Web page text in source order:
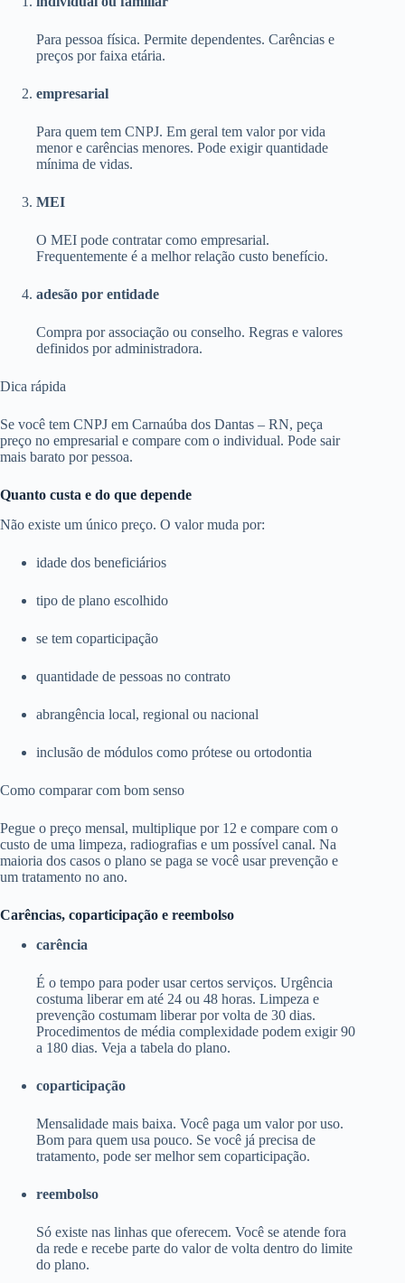
Para pessoa física. Permite dependentes. Carências e
preços por faixa etária.
empresarial
Para quem tem CNPJ. Em geral tem valor por vida
menor e carências menores. Pode exigir quantidade
mínima de vidas.
MEI
O MEI pode contratar como empresarial.
Frequentemente é a melhor relação custo benefício.
adesão por entidade
Compra por associação ou conselho. Regras e valores
definidos por administradora.
Dica rápida
Se você tem CNPJ em Carnaúba dos Dantas – RN, peça
preço no empresarial e compare com o individual. Pode sair
mais barato por pessoa.
Quanto custa e do que depende
Não existe um único preço. O valor muda por:
idade dos beneficiários
tipo de plano escolhido
se tem coparticipação
quantidade de pessoas no contrato
abrangência local, regional ou nacional
inclusão de módulos como prótese ou ortodontia
Como comparar com bom senso
Pegue o preço mensal, multiplique por 12 e compare com o
custo de uma limpeza, radiografias e um possível canal. Na
maioria dos casos o plano se paga se você usar prevenção e
um tratamento no ano.
Carências, coparticipação e reembolso
carência
É o tempo para poder usar certos serviços. Urgência
costuma liberar em até 24 ou 48 horas. Limpeza e
prevenção costumam liberar por volta de 30 dias.
Procedimentos de média complexidade podem exigir 90
a 180 dias. Veja a tabela do plano.
coparticipação
Mensalidade mais baixa. Você paga um valor por uso.
Bom para quem usa pouco. Se você já precisa de
tratamento, pode ser melhor sem coparticipação.
reembolso
Só existe nas linhas que oferecem. Você se atende fora
da rede e recebe parte do valor de volta dentro do limite
do plano.